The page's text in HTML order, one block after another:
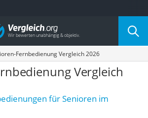
nach Kategorie
Fernbedienung Vergleich 2026
Vergleich
für Senioren im